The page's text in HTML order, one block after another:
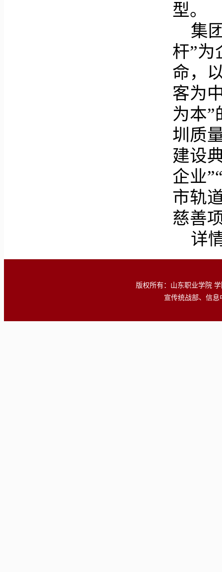
型。
集
杆”为
命，
客为
为本”
圳质
建设
企业
市轨
慈善
详
版权所有：山东职业学院
宣传统战部、信